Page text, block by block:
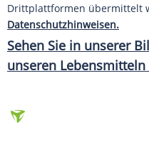
Drittplattformen übermittelt
Datenschutzhinweisen.
Sehen Sie in unserer
unseren Lebensmitteln